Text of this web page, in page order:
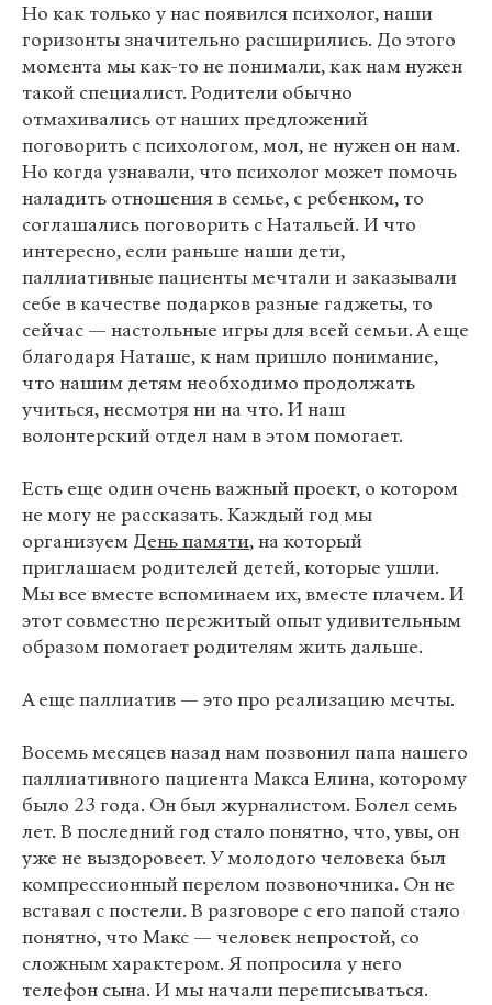
Но как только у нас появился психолог, наши
горизонты значительно расширились. До этого
момента мы как-то не понимали, как нам нужен
такой специалист. Родители обычно
отмахивались от наших предложений
поговорить с психологом, мол, не нужен он нам.
Но когда узнавали, что психолог может помочь
наладить отношения в семье, с ребенком, то
соглашались поговорить с Натальей. И что
интересно, если раньше наши дети,
паллиативные пациенты мечтали и заказывали
себе в качестве подарков разные гаджеты, то
сейчас — настольные игры для всей семьи. А еще
благодаря Наташе, к нам пришло понимание,
что нашим детям необходимо продолжать
учиться, несмотря ни на что. И наш
волонтерский отдел нам в этом помогает.
Есть еще один очень важный проект, о котором
не могу не рассказать. Каждый год мы
организуем День памяти, на который
приглашаем родителей детей, которые ушли.
Мы все вместе вспоминаем их, вместе плачем. И
этот совместно пережитый опыт удивительным
образом помогает родителям жить дальше.
А еще паллиатив — это про реализацию мечты.
Восемь месяцев назад нам позвонил папа нашего
паллиативного пациента Макса Елина, которому
было 23 года. Он был журналистом. Болел семь
лет. В последний год стало понятно, что, увы, он
уже не выздоровеет. У молодого человека был
компрессионный перелом позвоночника. Он не
вставал с постели. В разговоре с его папой стало
понятно, что Макс — человек непростой, со
сложным характером. Я попросила у него
телефон сына. И мы начали переписываться.